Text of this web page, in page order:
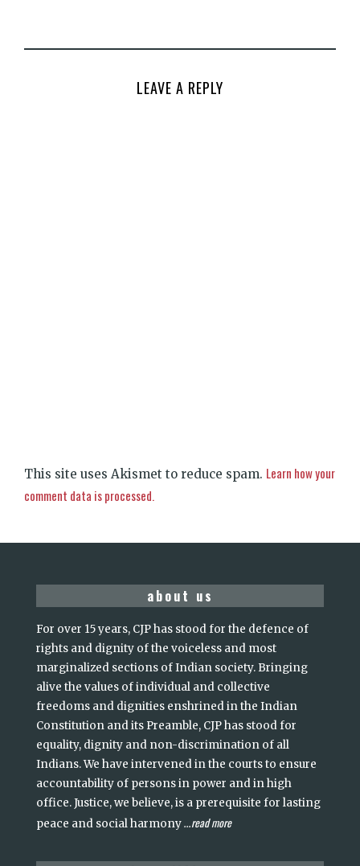
LEAVE A REPLY
This site uses Akismet to reduce spam. Learn how your
comment data is processed.
about us
For over 15 years, CJP has stood for the defence of
rights and dignity of the voiceless and most
marginalized sections of Indian society. Bringing
alive the values of individual and collective
freedoms and dignities enshrined in the Indian
Constitution and its Preamble, CJP has stood for
equality, dignity and non-discrimination of all
Indians. We have intervened in the courts to ensure
accountability of persons in power and in high
office. Justice, we believe, is a prerequisite for lasting
peace and social harmony...read more